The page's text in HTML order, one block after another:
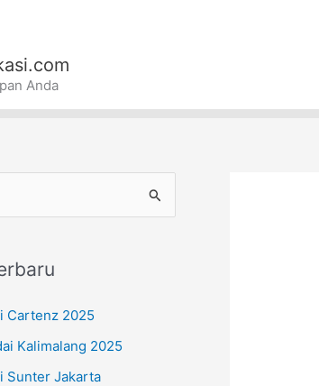
Anda
Cartenz 2025
Kalimalang 2025
Sunter Jakarta